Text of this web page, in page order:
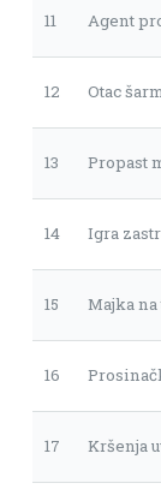
11 Agent
12 Otac
13 Propast
14 Igra
15 Majka
16
17 Kršenja